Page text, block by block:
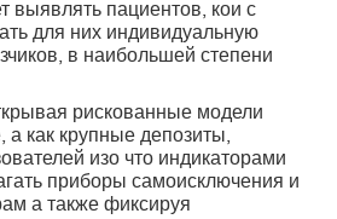
выявлять пациентов, кои с
для них индивидуальную
в наибольшей степени
рискованные модели
как крупные депозиты,
изо что индикаторами
приборы самоисключения и
а также фиксируя